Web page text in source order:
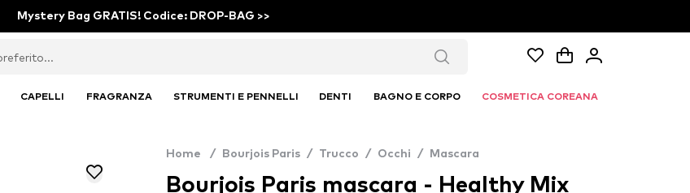
Mystery Bag GRATIS! Codice: DROP-BAG >>
CAPELLI FRAGRANZA STRUMENTI E PENNELLI DENTI BAGNO E CORPO COSMETICA COREANA
Home / Bourjois Paris / Trucco / Occhi / Mascara
Bourjois Paris mascara - Healthy Mix